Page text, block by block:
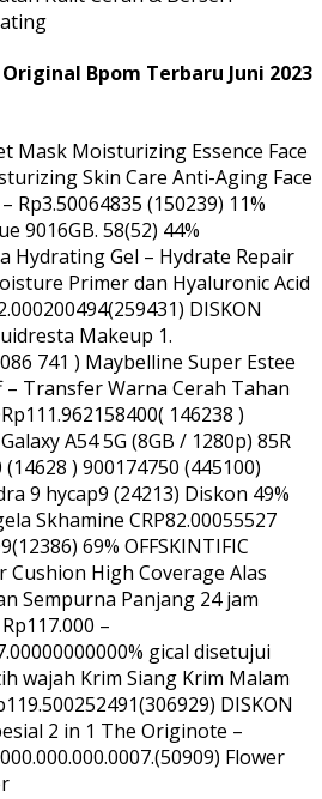
Bpom Terbaru Juni 2023
Mask Moisturizing Essence Face
Skin Care Anti-Aging Face
Rp3.50064835 (150239) 11%
9016GB. 58(52) 44%
Hydrating Gel – Hydrate Repair
Primer dan Hyaluronic Acid
DISKON
Makeup 1.
741 ) Maybelline Super Estee
– Transfer Warna Cerah Tahan
146238 )
A54 5G (8GB / 1280p) 85R
) 900174750 (445100)
9 hycap9 (24213) Diskon 49%
Skhamine CRP82.00055527
69% OFFSKINTIFIC
Cushion High Coverage Alas
Sempurna Panjang 24 jam
–
gical disetujui
wajah Krim Siang Krim Malam
DISKON
2 in 1 The Originote –
Flower